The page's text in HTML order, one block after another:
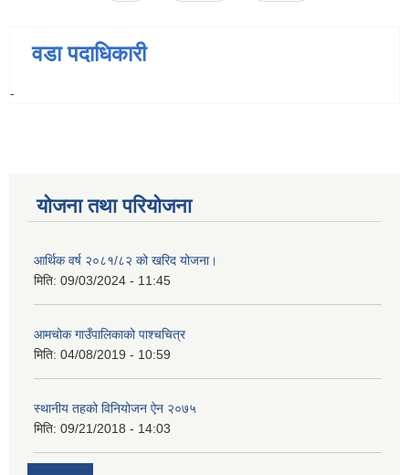
वडा पदाधिकारी
-
योजना तथा परियोजना
आर्थिक वर्ष २०८१/८२ को खरिद योजना।
मिति: 09/03/2024 - 11:45
आमचोक गाउँपालिकाको पाश्चचित्र
मिति: 04/08/2019 - 10:59
स्थानीय तहको विनियोजन ऐन २०७५
मिति: 09/21/2018 - 14:03